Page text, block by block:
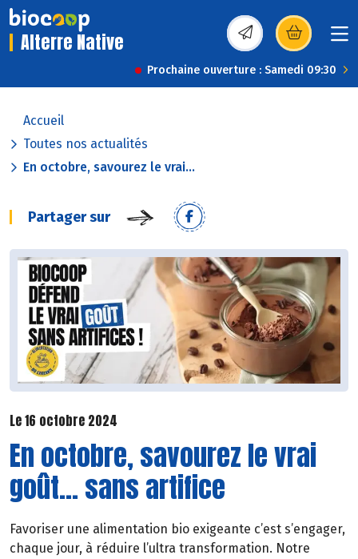
Alterre Native (s’ouvre dans une
Prochaine ouverture : Samedi 09:30
Accueil
Toutes nos actualités
En octobre, savourez le vrai...
Partager sur
Le 16 octobre 2024
En octobre, savourez le vrai
goût... sans artifice
Favoriser une alimentation bio exigeante c’est s’engager,
chaque jour, à réduire l’ultra transformation. Notre